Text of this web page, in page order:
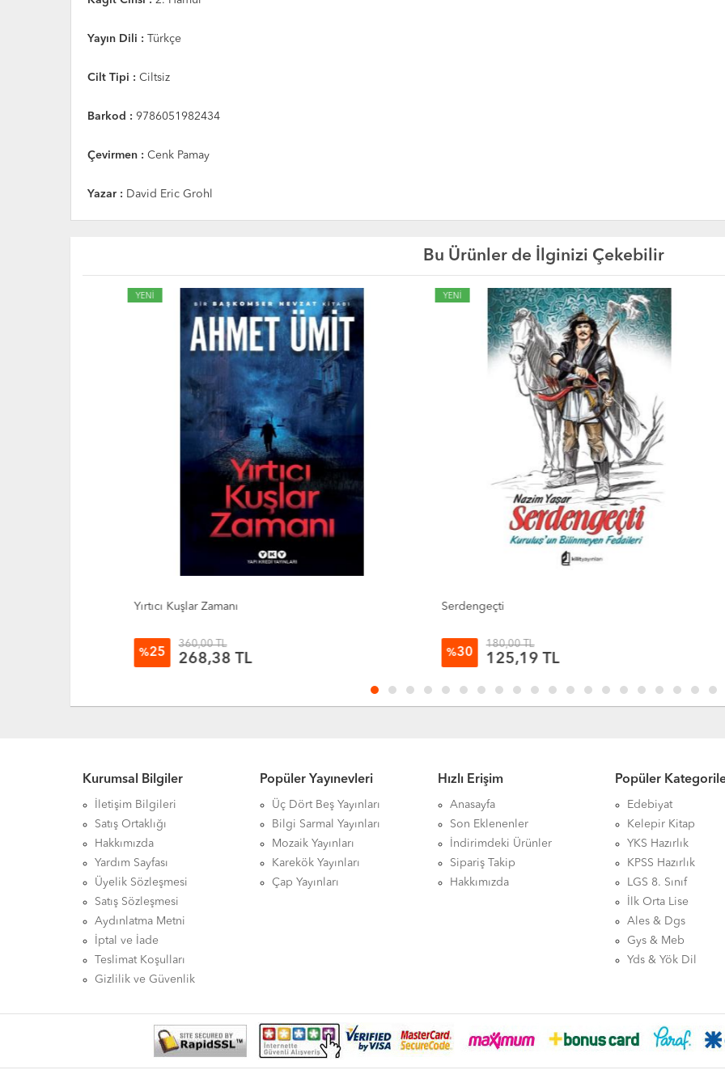
Yayın Dili : Türkçe
Cilt Tipi : Ciltsiz
Barkod : 9786051982434
Çevirmen : Cenk Pamay
Yazar : David Eric Grohl
Bu Ürünler de İlginizi Çekebilir
Yırtıcı Kuşlar Zamanı
360,00 TL
268,38 TL
Serdengeçti
180,00 TL
125,19 TL
Kurumsal Bilgiler
İletişim Bilgileri
Satış Ortaklığı
Hakkımızda
Yardım Sayfası
Üyelik Sözleşmesi
Satış Sözleşmesi
Aydınlatma Metni
İptal ve İade
Teslimat Koşulları
Gizlilik ve Güvenlik
Popüler Yayınevleri
Üç Dört Beş Yayınları
Bilgi Sarmal Yayınları
Mozaik Yayınları
Karekök Yayınları
Çap Yayınları
Hızlı Erişim
Anasayfa
Son Eklenenler
İndirimdeki Ürünler
Sipariş Takip
Hakkımızda
Popüler
Edebiyat
Kelepir Kitap
YKS Hazırlık
KPSS Hazırlık
LGS 8. Sınıf
İlk Orta Lise
Ales & Dgs
Gys & Meb
Yds & Yök Dil